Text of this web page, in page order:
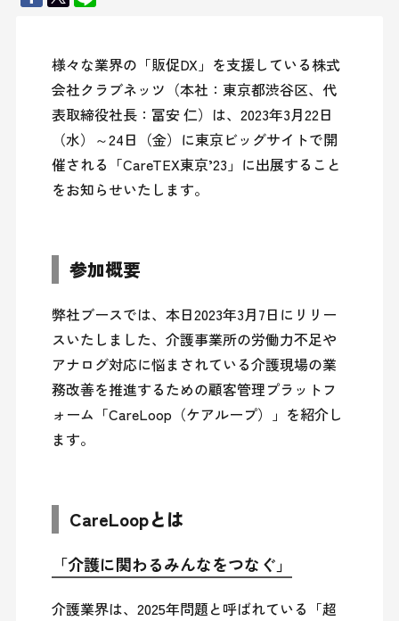
様々な業界の「販促DX」を支援している株式
会社クラブネッツ（本社：東京都渋谷区、代
表取締役社長：冨安 仁）は、2023年3月22日
（水）～24日（金）に東京ビッグサイトで開
催される「CareTEX東京’23」に出展すること
をお知らせいたします。
参加概要
弊社ブースでは、本日2023年3月7日にリリー
スいたしました、介護事業所の労働力不足や
アナログ対応に悩まされている介護現場の業
務改善を推進するための顧客管理プラットフ
ォーム「CareLoop（ケアループ）」を紹介し
ます。
CareLoopとは
「介護に関わるみんなをつなぐ」
介護業界は、2025年問題と呼ばれている「超